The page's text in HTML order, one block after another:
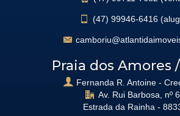
(47) 99946-6416
Praia dos Amores
Fernanda R. Antoine -
Av. Rui Barbosa, nº
Estrada da Rainha -